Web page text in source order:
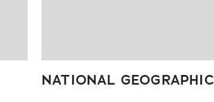
NATIONAL GEOGRAPHIC